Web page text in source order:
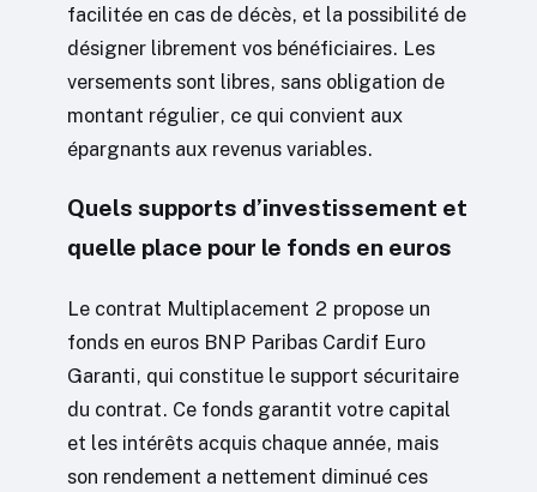
facilitée en cas de décès, et la possibilité de
désigner librement vos bénéficiaires. Les
versements sont libres, sans obligation de
montant régulier, ce qui convient aux
épargnants aux revenus variables.
Quels supports d’investissement et
quelle place pour le fonds en euros
Le contrat Multiplacement 2 propose un
fonds en euros BNP Paribas Cardif Euro
Garanti, qui constitue le support sécuritaire
du contrat. Ce fonds garantit votre capital
et les intérêts acquis chaque année, mais
son rendement a nettement diminué ces